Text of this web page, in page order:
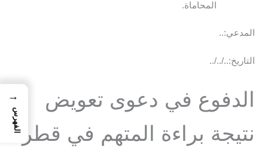
المحاماة.
المدعي:..
التاريخ:../../..
الدفوع في دعوى تعويض
نتيجة براءة المتهم في قطر
→
الفهرس